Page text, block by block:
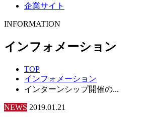
企業サイト
INFORMATION
インフォメーション
TOP
インフォメーション
インターンシップ開催の...
NEWS 2019.01.21